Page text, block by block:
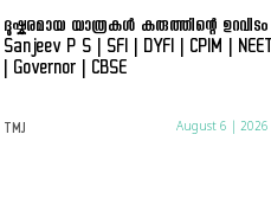
ദുഷ്കരമായ യാത്രകൾ കരുത്തിന്റെ ഉറവിടം |
Sanjeev P S | SFI | DYFI | CPIM | NEET
| Governor | CBSE
TMJ August 6 | 2026